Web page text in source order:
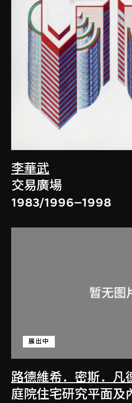
李華武
交易廣場
1983/1996–1998
路德維希．密斯．凡
展出中
庭院住宅研究平面及